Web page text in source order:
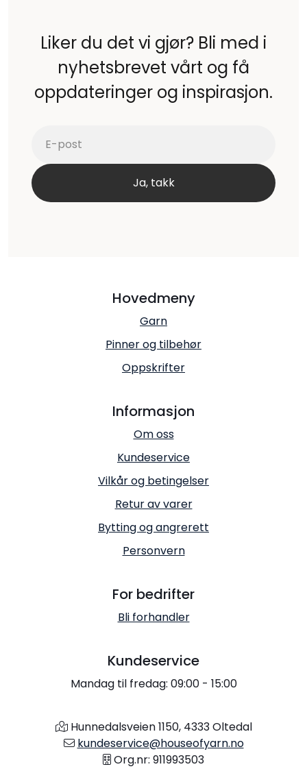
Liker du det vi gjør? Bli med i
nyhetsbrevet vårt og få
oppdateringer og inspirasjon.
Hovedmeny
Garn
Pinner og tilbehør
Oppskrifter
Informasjon
Om oss
Kundeservice
Vilkår og betingelser
Retur av varer
Bytting og angrerett
Personvern
For bedrifter
Bli forhandler
Kundeservice
Mandag til fredag: 09:00 - 15:00
Hunnedalsveien 1150, 4333 Oltedal
kundeservice@houseofyarn.no
Org.nr: 911993503